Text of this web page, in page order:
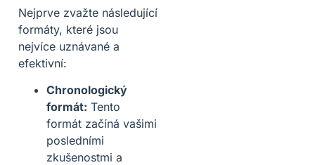
Nejprve zvažte následující
formáty, které jsou
nejvíce uznávané a
efektivní:
Chronologický
formát: Tento
formát začíná vašimi
posledními
zkušenostmi a